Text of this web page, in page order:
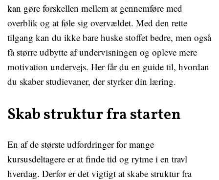
kan gøre forskellen mellem at gennemføre med
overblik og at føle sig overvældet. Med den rette
tilgang kan du ikke bare huske stoffet bedre, men også
få større udbytte af undervisningen og opleve mere
motivation undervejs. Her får du en guide til, hvordan
du skaber studievaner, der styrker din læring.
Skab struktur fra starten
En af de største udfordringer for mange
kursusdeltagere er at finde tid og rytme i en travl
hverdag. Derfor er det vigtigt at skabe struktur fra